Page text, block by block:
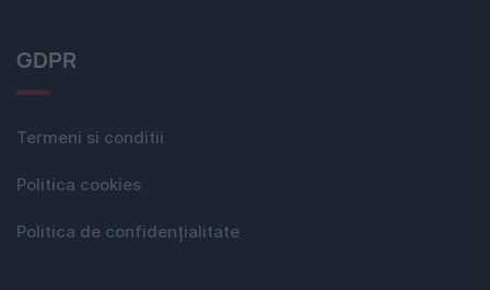
GDPR
Termeni si conditii
Politica cookies
Politica de confidențialitate